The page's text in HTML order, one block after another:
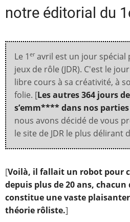
notre éditorial du
Le 1 eravril est un jour spécial
jeux de rôle (JDR). C'est le
libre cours à sa créativité, à
folie. [Les autres 364 jours
s’emm**** dans nos parties
nous avons décidé de vous
le site de JDR le plus délirant
[Voilà, il fallait un robot pour
depuis plus de 20 ans,
constitue une vaste
théorie rôliste.]